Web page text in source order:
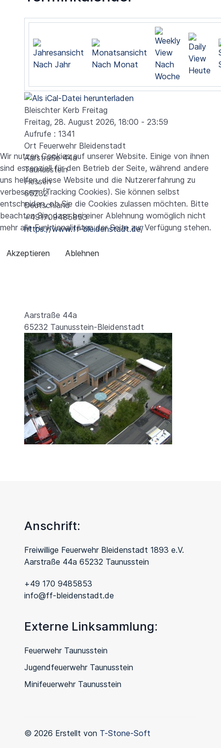
Nach Jahr Nach Monat
Nach
Woche
Heute
Bleischter Kerb Freitag
Freitag, 28. August 2026, 18:00 - 23:59
Aufrufe : 1341
Ort Feuerwehr Bleidenstadt
Aarstraße 44a
Taunusstein
Hessen
65232
Deutschland
+491709485853
https://www.ff-bleidenstadt.de/
Aarstraße 44a
65232 Taunusstein-Bleidenstadt
Anschrift:
Freiwillige Feuerwehr Bleidenstadt 1893 e.V.
Aarstraße 44a 65232 Taunusstein
+49 170 9485853
info@ff-bleidenstadt.de
Externe Linksammlung:
Feuerwehr Taunusstein
Jugendfeuerwehr Taunusstein
Minifeuerwehr Taunusstein
© 2026 Erstellt von T-Stone-Soft
Wir nutzen Cookies auf unserer Website. Einige von ihnen
sind essenziell für den Betrieb der Seite, während andere
uns helfen, diese Website und die Nutzererfahrung zu
verbessern (Tracking Cookies). Sie können selbst
entscheiden, ob Sie die Cookies zulassen möchten. Bitte
beachten Sie, dass bei einer Ablehnung womöglich nicht
mehr alle Funktionalitäten der Seite zur Verfügung stehen.
Akzeptieren Ablehnen